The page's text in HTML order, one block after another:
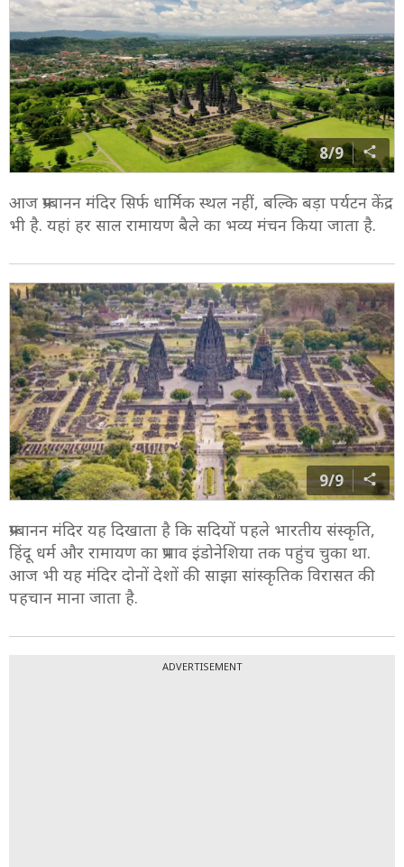
8/9
आज प्रम्बानन मंदिर सिर्फ धार्मिक स्थल नहीं, बल्कि बड़ा पर्यटन केंद्र
भी है. यहां हर साल रामायण बैले का भव्य मंचन किया जाता है.
9/9
प्रम्बानन मंदिर यह दिखाता है कि सदियों पहले भारतीय संस्कृति,
हिंदू धर्म और रामायण का प्रभाव इंडोनेशिया तक पहुंच चुका था.
आज भी यह मंदिर दोनों देशों की साझा सांस्कृतिक विरासत की
पहचान माना जाता है.
ADVERTISEMENT